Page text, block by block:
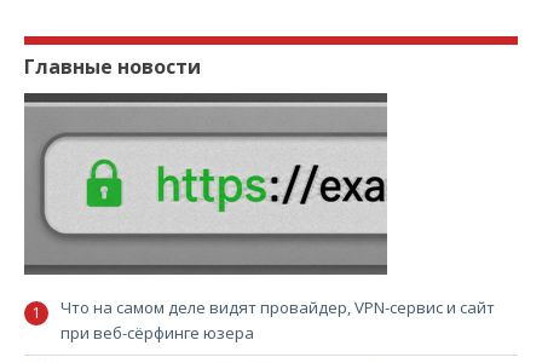
Главные новости
Что на самом деле видят провайдер, VPN-сервис и сайт
при веб-сёрфинге юзера